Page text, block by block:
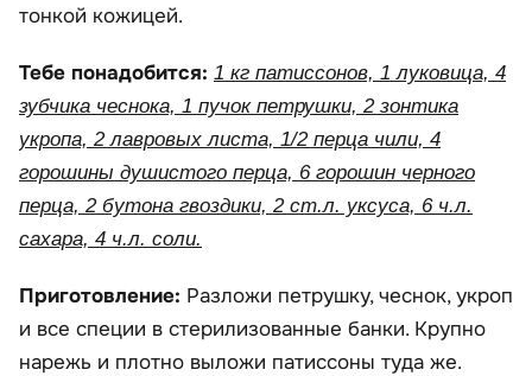
тонкой кожицей.
Тебе понадобится: 1 кг патиссонов, 1 луковица, 4
зубчика чеснока, 1 пучок петрушки, 2 зонтика
укропа, 2 лавровых листа, 1/2 перца чили, 4
горошины душистого перца, 6 горошин черного
перца, 2 бутона гвоздики, 2 ст.л. уксуса, 6 ч.л.
сахара, 4 ч.л. соли.
Приготовление: Разложи петрушку, чеснок, укроп
и все специи в стерилизованные банки. Крупно
нарежь и плотно выложи патиссоны туда же.